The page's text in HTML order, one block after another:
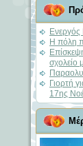
Η πόλη
σχολείο
Γιορτή
17ης